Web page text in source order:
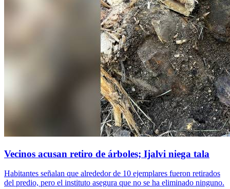
Vecinos acusan retiro de árboles; Ijalvi niega tala
Habitantes señalan que alrededor de 10 ejemplares fueron retirados
del predio, pero el instituto asegura que no se ha eliminado ninguno.